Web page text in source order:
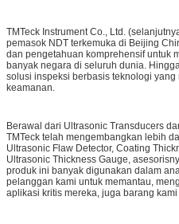
TMTeck Instrument Co., Ltd.
pemasok NDT terkemuka di Beijing
dan pengetahuan komprehensif untuk
banyak negara di seluruh dunia.
solusi inspeksi berbasis teknologi
keamanan.
Berawal dari Ultrasonic Transducers
TMTeck telah mengembangkan lebih
Ultrasonic Flaw Detector, Coating
Ultrasonic Thickness Gauge,
produk ini banyak digunakan dalam
pelanggan kami untuk memantau,
aplikasi kritis mereka, juga barang